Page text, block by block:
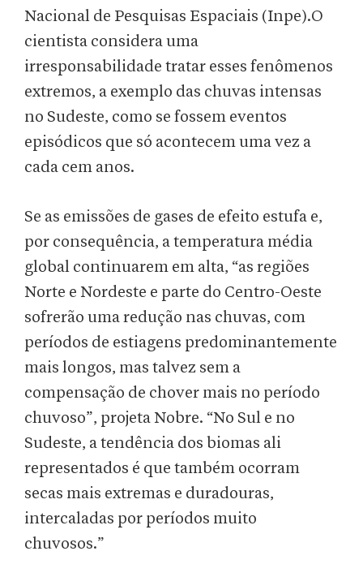
Nacional de Pesquisas Espaciais (Inpe).O
cientista considera uma
irresponsabilidade tratar esses fenômenos
extremos, a exemplo das chuvas intensas
no Sudeste, como se fossem eventos
episódicos que só acontecem uma vez a
cada cem anos.
Se as emissões de gases de efeito estufa e,
por consequência, a temperatura média
global continuarem em alta, “as regiões
Norte e Nordeste e parte do Centro-Oeste
sofrerão uma redução nas chuvas, com
períodos de estiagens predominantemente
mais longos, mas talvez sem a
compensação de chover mais no período
chuvoso”, projeta Nobre. “No Sul e no
Sudeste, a tendência dos biomas ali
representados é que também ocorram
secas mais extremas e duradouras,
intercaladas por períodos muito
chuvosos.”